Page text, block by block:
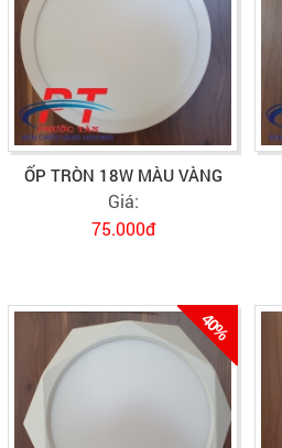
ỐP TRÒN 18W MÀU VÀNG
Giá:
75.000đ
40%